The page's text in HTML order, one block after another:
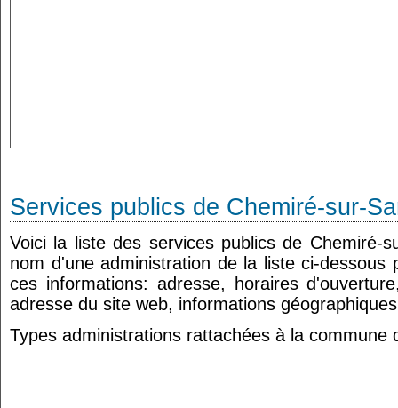
Services publics de Chemiré-sur-
Voici la liste des services publics de Chemiré-
nom d'une administration de la liste ci-dessous
ces informations: adresse, horaires
adresse du site web, informations
Types administrations rattachées à la commune